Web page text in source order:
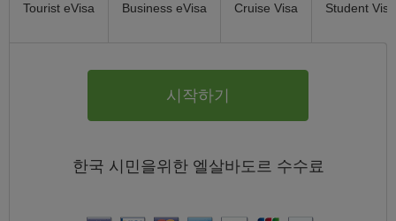
Tourist eVisa Business eVisa Cruise Visa Student Visa
시작하기
한국 시민을위한 엘살바도르 수수료